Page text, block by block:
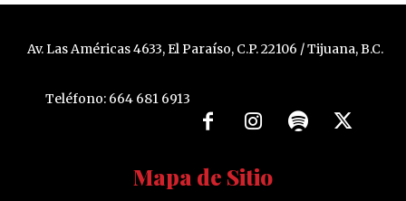
Av. Las Américas 4633, El Paraíso, C.P. 22106 / Tijuana, B.C.
Teléfono: 664 681 6913
Mapa de Sitio